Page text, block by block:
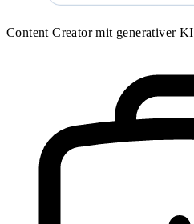
Content Creator mit generativer KI